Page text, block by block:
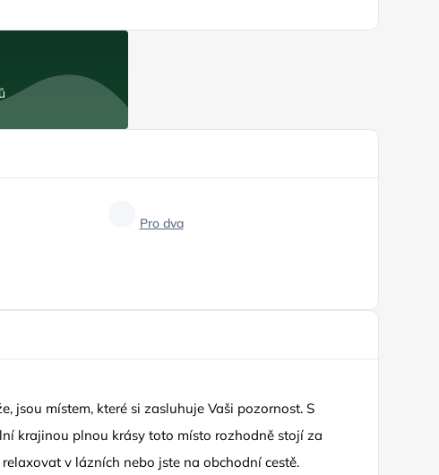
Pro dva
jsou místem, které si zasluhuje Vaši pozornost. S
krajinou plnou krásy toto místo rozhodně stojí za
v lázních nebo jste na obchodní cestě.